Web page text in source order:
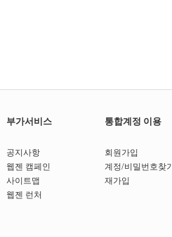
부가서비스
공지사항
웹젠 캠페인
사이트맵
웹젠 런처
통합계정 이용
회원가입
계정/비밀번호찾기
재가입